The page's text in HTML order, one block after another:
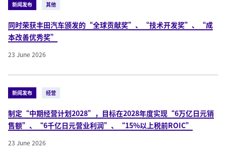
新闻发布 其他
同时荣获丰田汽车颁发的“全球贡献奖”、“技术开发奖”、“成
本改善优秀奖”
23 June 2026
新闻发布 经营
制定“中期经营计划2028”，目标在2028年度实现“6万亿日元销
售额”、“6千亿日元营业利润”、“15%以上税前ROIC”
23 June 2026